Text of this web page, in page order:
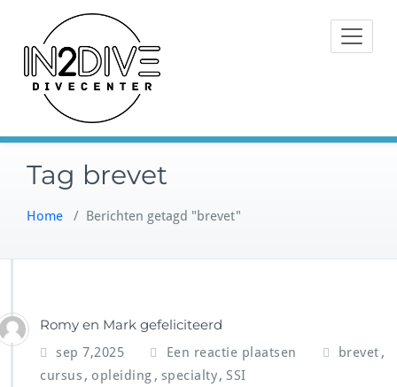
inhoud
Instructeurs met passie voor
Tag brevet
Home / Berichten getagd "brevet"
Romy en Mark gefeliciteerd
sep 7,2025 Een reactie plaatsen brevet ,
cursus , opleiding , specialty, SSI